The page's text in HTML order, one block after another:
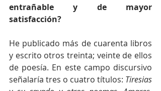
entrañable y de mayor
satisfacción?
He publicado más de cuarenta libros
y escrito otros treinta; veinte de ellos
de poesía. En este campo discursivo
señalaría tres o cuatro títulos: Tiresias